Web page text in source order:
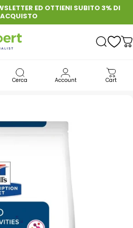
ED OTTIENI SUBITO 3% DI
Cerca
Cerca Account Cart
GUSTO E BENESSERE OGNI GIORNO
CANIHILL'S PRESCRIPTION DIET CANE Z/D